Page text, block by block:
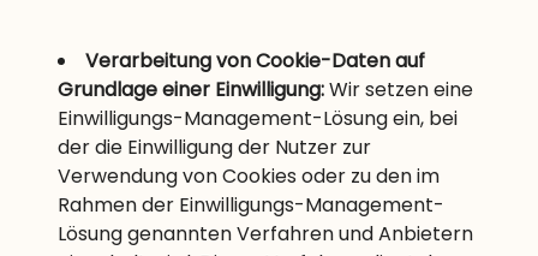
Verarbeitung von Cookie-Daten auf
Grundlage einer Einwilligung:Wir setzen eine
Einwilligungs-Management-Lösung ein, bei
der die Einwilligung der Nutzer zur
Verwendung von Cookies oder zu den im
Rahmen der Einwilligungs-Management-
Lösung genannten Verfahren und Anbietern